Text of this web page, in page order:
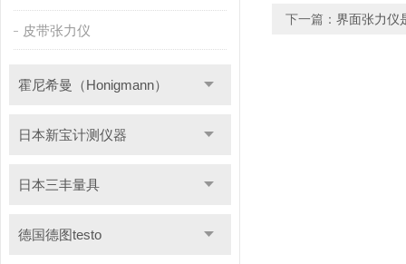
皮带张力仪
霍尼希曼（Honigmann）
日本新宝计测仪器
日本三丰量具
德国德图testo
下一篇： 界面张力仪